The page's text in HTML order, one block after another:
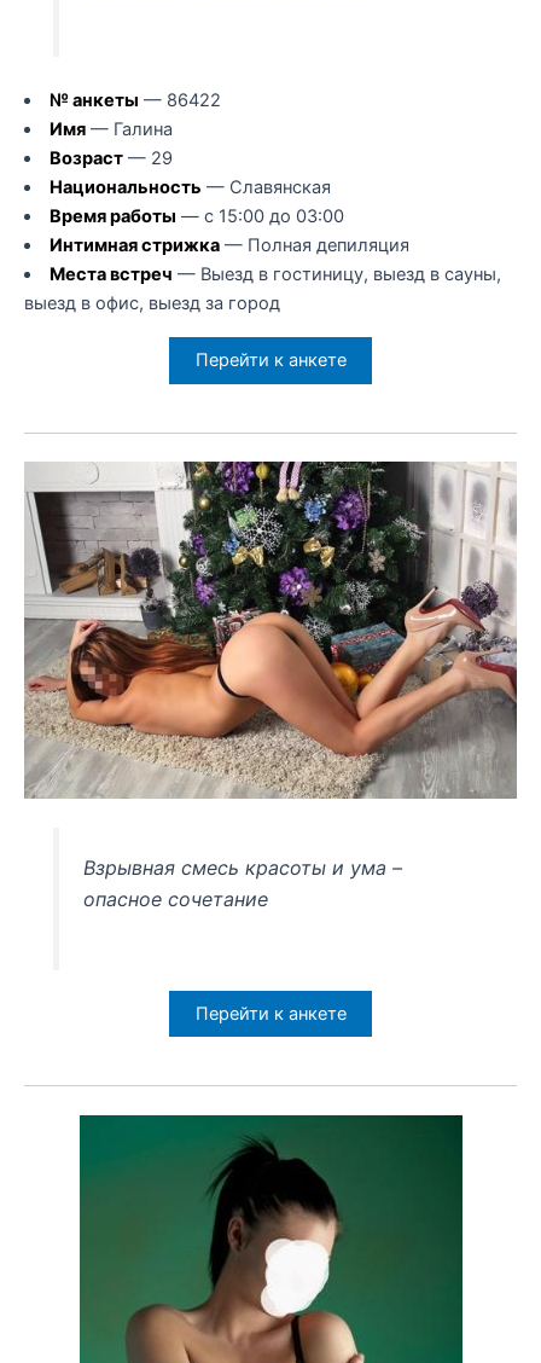
№ анкеты — 86422
Имя— Галина
Возраст— 29
Национальность — Славянская
Время работы — с 15:00 до 03:00
Интимная стрижка— Полная депиляция
Места встреч — Выезд в гостиницу, выезд в сауны,
выезд в офис, выезд за город
Перейти к анкете
Взрывная смесь красоты и ума –
опасное сочетание
Перейти к анкете